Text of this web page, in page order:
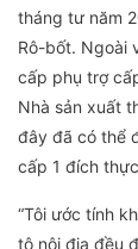
tháng tư năm
Rô-bốt. Ngoài
cấp phụ trợ
Nhà sản xuất
đây đã có thể
cấp 1 đích
“Tôi ước tính
tô nội địa đều